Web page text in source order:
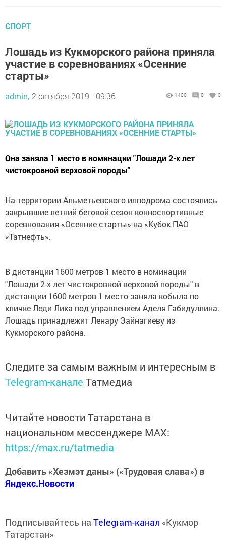
СПОРТ
Лошадь из Кукморского района приняла
участие в соревнованиях «Осенние
старты»
admin, 2 октября 2019 - 09:36 1400 0 0
Она заняла 1 место в номинации "Лошади 2-х лет
чистокровной верховой породы"
На территории Альметьевского ипподрома состоялись
закрывшие летний беговой сезон конноспортивные
соревнования «Осенние старты» на «Кубок ПАО
«Татнефть».
В дистанции 1600 метров 1 место в номинации
"Лошади 2-х лет чистокровной верховой породы" в
дистанции 1600 метров 1 место заняла кобыла по
кличке Леди Лика под управлением Аделя Габидуллина.
Лошадь принадлежит Ленару Зайнагиеву из
Кукморского района.
Следите за самым важным и интересным в
Telegram-канале Татмедиа
Читайте новости Татарстана в
национальном мессенджере MАХ:
https://max.ru/tatmedia
Добавить «Хезмэт даны» («Трудовая слава») в
Яндекс.Новости
Подписывайтесь на Telegram-канал «Кукмор
Татарстан»